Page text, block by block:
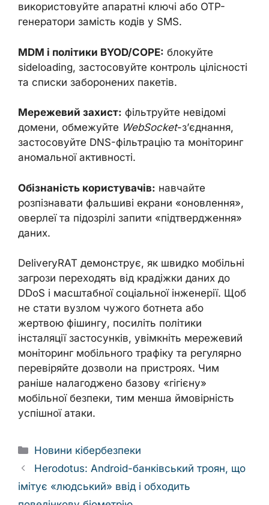
використовуйте апаратні ключі або OTP-
генератори замість кодів у SMS.
MDM і політики BYOD/COPE: блокуйте
sideloading, застосовуйте контроль цілісності
та списки заборонених пакетів.
Мережевий захист: фільтруйте невідомі
домени, обмежуйте WebSocket-з’єднання,
застосовуйте DNS-фільтрацію та моніторинг
аномальної активності.
Обізнаність користувачів: навчайте
розпізнавати фальшиві екрани «оновлення»,
оверлеї та підозрілі запити «підтвердження»
даних.
DeliveryRAT демонструє, як швидко мобільні
загрози переходять від крадіжки даних до
DDoS і масштабної соціальної інженерії. Щоб
не стати вузлом чужого ботнета або
жертвою фішингу, посиліть політики
інсталяції застосунків, увімкніть мережевий
моніторинг мобільного трафіку та регулярно
перевіряйте дозволи на пристроях. Чим
раніше налагоджено базову «гігієну»
мобільної безпеки, тим менша ймовірність
успішної атаки.
Categories
Новини кібербезпеки
Herodotus: Android-банківський троян, що
імітує «людський» ввід і обходить